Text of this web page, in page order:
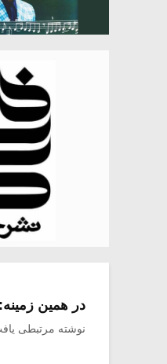
در همین زمینه:
نوشته مرتبطی